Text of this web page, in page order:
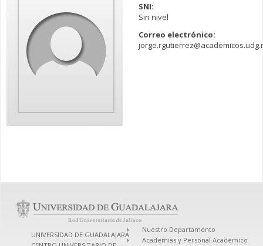
SNI:
Sin nivel
Correo electrónico:
UNIVERSIDAD DE GUADALAJARA
Nuestro Departamento
Academias y Personal Académico